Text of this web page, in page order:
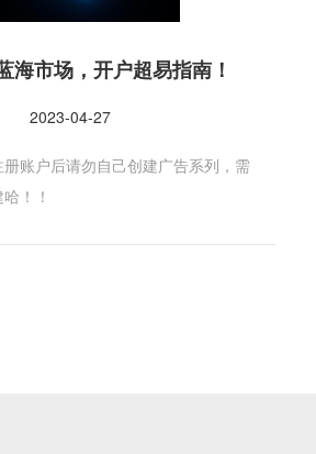
海市场，开户超易指南！
2023-04-27
账户后请勿自己创建广告系列，需
！！